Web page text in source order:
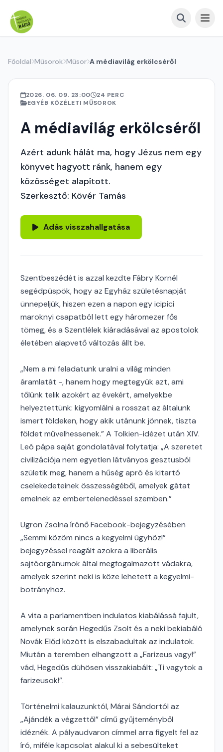
Főoldal Műsorok Műsor A médiavilág erkölcséről
2026. 06. 09. 23:00
24 PERC
EGYÉB KÖZÉLETI MŰSOROK
A médiavilág erkölcséről
Azért adunk hálát ma, hogy Jézus nem egy
könyvet hagyott ránk, hanem egy
közösséget alapított.
Szerkesztő: Kövér Tamás
Adás visszahallgatása
Szentbeszédét is azzal kezdte Fábry Kornél
segédpüspök, hogy az Egyház születésnapját
ünnepeljük, hiszen ezen a napon egy icipici
maroknyi csapatból lett egy háromezer fős
tömeg, és a Szentlélek kiáradásával az apostolok
életében alapvető változás állt be.
„Nem a mi feladatunk uralni a világ minden
áramlatát -, hanem hogy megtegyük azt, ami
tőlünk telik azokért az évekért, amelyekbe
helyeztettünk: kigyomlálni a rosszat az általunk
ismert földeken, hogy akik utánunk jönnek, tiszta
földet művelhessenek.” A Tolkien-idézet után XIV.
Leó pápa saját gondolatával folytatja: „A szeretet
civilizációja nem egyetlen látványos gesztusból
születik meg, hanem a hűség apró és kitartó
cselekedeteinek összességéből, amelyek gátat
emelnek az embertelenedéssel szemben.”
Ugron Zsolna írónő Facebook-bejegyzésében
„Semmi közöm nincs a kegyelmi ügyhöz!”
bejegyzéssel reagált azokra a liberális
sajtóorgánumok által megfogalmazott vádakra,
amelyek szerint neki is köze lehetett a kegyelmi-
botrányhoz.
A vita a parlamentben indulatos kiabálássá fajult,
amelynek során Hegedűs Zsolt és a neki bekiabáló
Novák Előd között is elszabadultak az indulatok.
Miután a teremben elhangzott a „Farizeus vagy!”
vád, Hegedűs dühösen visszakiabált: „Ti vagytok a
farizeusok!”.
Történelmi kalauzunktól, Márai Sándortól az
„Ajándék a végzettől” című gyűjteményből
idéznék. A pályaudvaron címmel arra figyelt fel az
író, miféle kapcsolat alakul ki a sebesülteket